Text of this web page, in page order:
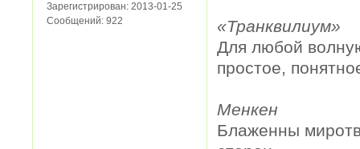
Зарегистрирован: 2013-01-25
Сообщений: 922
«Транквилиум»
Для любой
простое,
Менкен
Блаженны